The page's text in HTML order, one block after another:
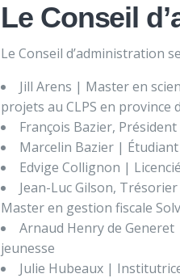
Le Conseil
Le Conseil d’administration
Jill Arens | Master en
projets au CLPS en province
François Bazier,
Marcelin Bazier |
Edvige Collignon |
Jean-Luc Gilson,
Master en gestion fiscale
Arnaud Henry de
jeunesse
Julie Hubeaux |